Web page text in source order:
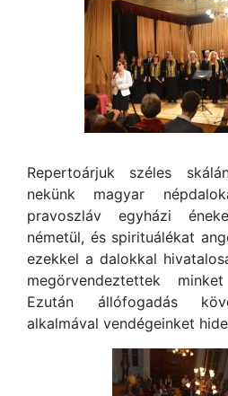
Repertoárjuk széles
nekünk magyar
pravoszláv egyházi
németül, és spirituálékat
ezekkel a dalokkal
megörvendeztettek
Ezután állófogadás
alkalmával vendégeinket